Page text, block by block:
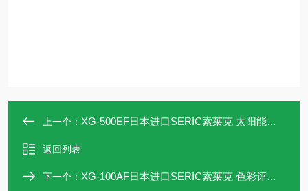
上一个： XG-500EF日本进口SERIC索莱克 太阳能源研究灯
返回列表
下一个： XG-100AF日本进口SERIC索莱克 色彩评估用灯